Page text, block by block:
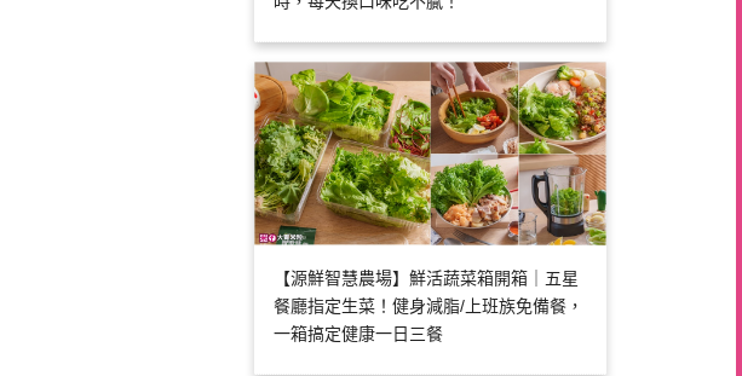
【源鮮智慧農場】鮮活蔬菜箱開箱｜五星
餐廳指定生菜！健身減脂/上班族免備餐，
一箱搞定健康一日三餐